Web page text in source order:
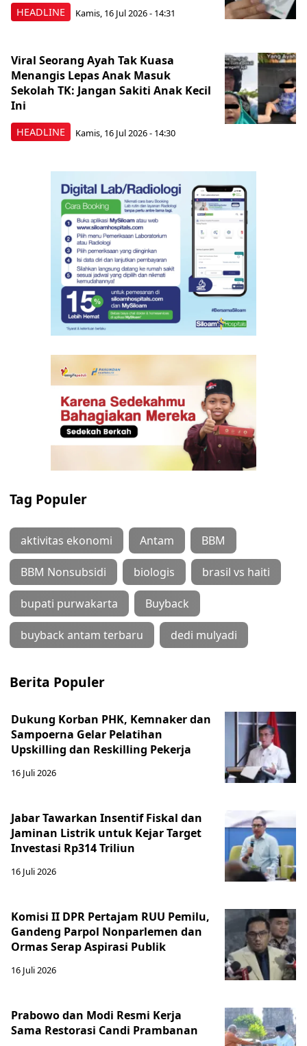
HEADLINE Kamis, 16 Jul 2026 - 14:31
HEADLINE
Viral Seorang Ayah Tak Kuasa
Menangis Lepas Anak Masuk
Sekolah TK: Jangan Sakiti Anak Kecil
Ini
Kamis, 16 Jul 2026 - 14:30
Tag Populer
aktivitas ekonomi Antam BBM
BBM Nonsubsidi biologis brasil vs haiti
bupati purwakarta Buyback
buyback antam terbaru dedi mulyadi
Berita Populer
Dukung Korban PHK, Kemnaker dan
Sampoerna Gelar Pelatihan
Upskilling dan Reskilling Pekerja
16 Juli 2026
Jabar Tawarkan Insentif Fiskal dan
Jaminan Listrik untuk Kejar Target
Investasi Rp314 Triliun
16 Juli 2026
Komisi II DPR Pertajam RUU Pemilu,
Gandeng Parpol Nonparlemen dan
Ormas Serap Aspirasi Publik
16 Juli 2026
Prabowo dan Modi Resmi Kerja
Sama Restorasi Candi Prambanan